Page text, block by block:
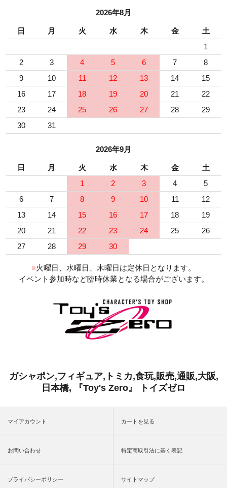
2026年8月
日 月 火 水 木 金
土
1
2
3 4 5 6 7
8
9
10 11 12 13 14
15
16
17 18 19 20 21
22
23
24 25 26 27 28
29
30
31
2026年9月
日 月 火 水 木 金
土
1
2 3 4
5
6
7 8 9 10 11
12
13
14 15 16 17 18
19
20
21 22 23 24 25
26
27
28 29 30
■火曜日、水曜日、木曜日は定休日となります。
イベント参加時など臨時休業となる場合がございます。
ガシャポン,フィギュア,トミカ,食玩,販売,通販,大阪,
日本橋, 『Toy's Zero』 トイズゼロ
マイアカウント カートを見る
お問い合わせ 特定商取引法に基く表記
プライバシーポリシー サイトマップ